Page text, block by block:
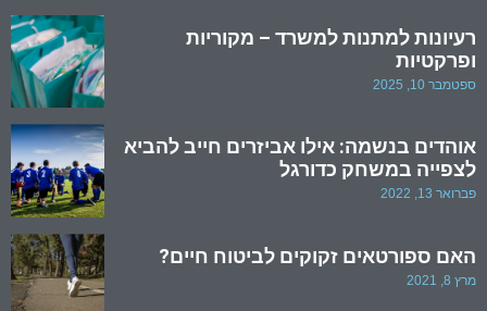
רעיונות למתנות למשרד – מקוריות
ופרקטיות
ספטמבר 10, 2025
אוהדים בנשמה: אילו אביזרים חייב להביא
לצפייה במשחק כדורגל
פברואר 13, 2022
האם ספורטאים זקוקים לביטוח חיים?
מרץ 8, 2021